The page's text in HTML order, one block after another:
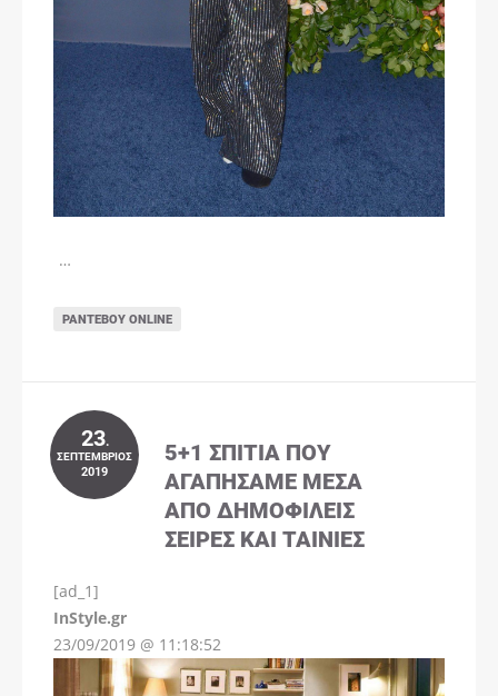
…
ΡΑΝΤΕΒΟΎ ONLINE
23.
ΣΕΠΤΈΜΒΡΙΟΣ
2019
5+1 ΣΠΊΤΙΑ ΠΟΥ
ΑΓΑΠΉΣΑΜΕ ΜΈΣΑ
ΑΠΌ ΔΗΜΟΦΙΛΕΊΣ
ΣΕΙΡΈΣ ΚΑΙ ΤΑΙΝΊΕΣ
[ad_1]
InStyle.gr
23/09/2019 @ 11:18:52